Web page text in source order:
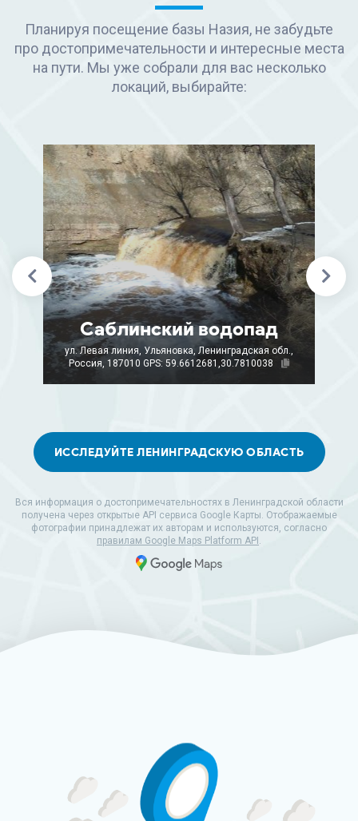
Планируя посещение базы Назия, не забудьте
про достопримечательности и интересные места
на пути. Мы уже собрали для вас несколько
локаций, выбирайте:
Саблинский водопад
ул. Левая линия, Ульяновка, Ленинградская обл.,
Россия, 187010 GPS: 59.6612681,30.7810038
ИССЛЕДУЙТЕ ЛЕНИНГРАДСКУЮ ОБЛАСТЬ
Вся информация о достопримечательностях в Ленинградской области
получена через открытые API сервиса Google Карты. Отображаемые
фотографии принадлежат их авторам и используются, согласно
правилам Google Maps Platform API .